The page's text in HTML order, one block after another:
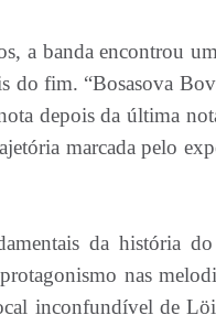
a banda encontrou
do fim. “Bosasova
depois da última
marcada pelo
da história
nas
inconfundível de